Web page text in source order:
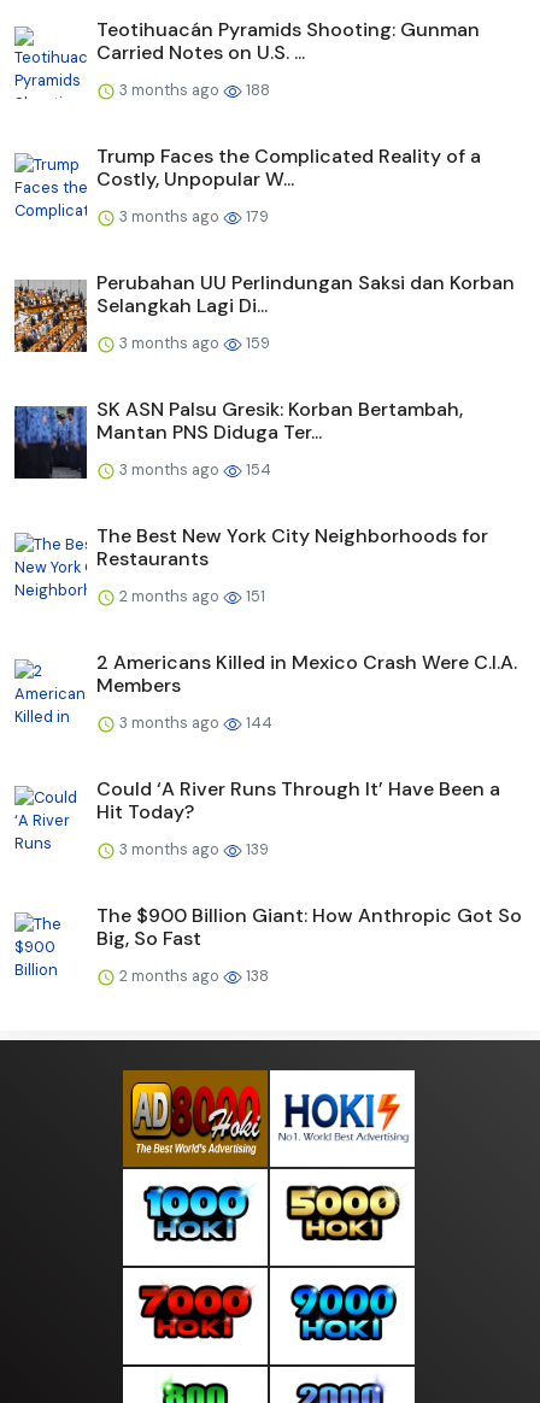
Teotihuacán Pyramids Shooting: Gunman
Carried Notes on U.S. ...
3 months ago 188
Trump Faces the Complicated Reality of a
Costly, Unpopular W...
3 months ago 179
Perubahan UU Perlindungan Saksi dan Korban
Selangkah Lagi Di...
3 months ago 159
SK ASN Palsu Gresik: Korban Bertambah,
Mantan PNS Diduga Ter...
3 months ago 154
The Best New York City Neighborhoods for
Restaurants
2 months ago 151
2 Americans Killed in Mexico Crash Were C.I.A.
Members
3 months ago 144
Could ‘A River Runs Through It’ Have Been a
Hit Today?
3 months ago 139
The $900 Billion Giant: How Anthropic Got So
Big, So Fast
2 months ago 138